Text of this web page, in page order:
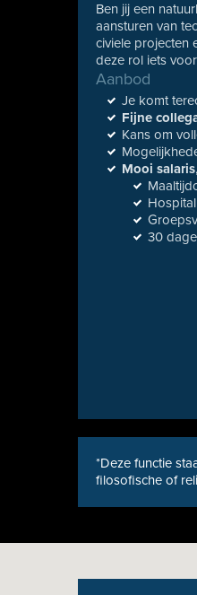
Ben jij een
aansturen van
civiele projecten
deze rol iets
Aanbod
Je komt
Fijne
Kans om
Mooi salaris
30
*Deze functie
filosofische of